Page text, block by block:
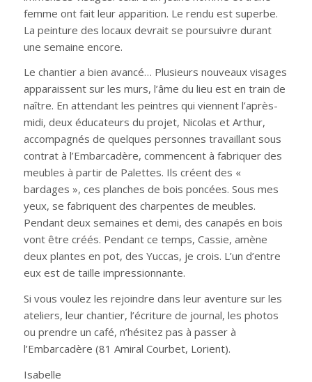
femme ont fait leur apparition. Le rendu est superbe.
La peinture des locaux devrait se poursuivre durant
une semaine encore.
Le chantier a bien avancé… Plusieurs nouveaux visages
apparaissent sur les murs, l’âme du lieu est en train de
naître. En attendant les peintres qui viennent l’après-
midi, deux éducateurs du projet, Nicolas et Arthur,
accompagnés de quelques personnes travaillant sous
contrat à l’Embarcadère, commencent à fabriquer des
meubles à partir de Palettes. Ils créent des «
bardages », ces planches de bois poncées. Sous mes
yeux, se fabriquent des charpentes de meubles.
Pendant deux semaines et demi, des canapés en bois
vont être créés. Pendant ce temps, Cassie, amène
deux plantes en pot, des Yuccas, je crois. L’un d’entre
eux est de taille impressionnante.
Si vous voulez les rejoindre dans leur aventure sur les
ateliers, leur chantier, l’écriture de journal, les photos
ou prendre un café, n’hésitez pas à passer à
l’Embarcadère (81 Amiral Courbet, Lorient).
Isabelle